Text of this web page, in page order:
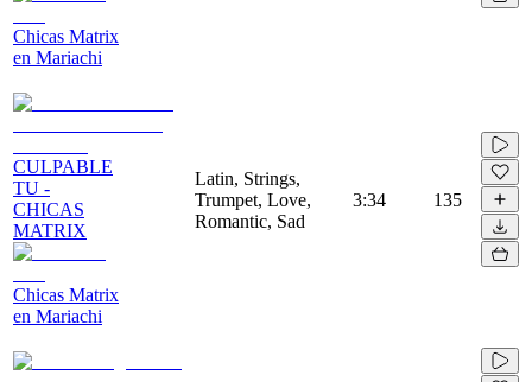
Chicas Matrix
en Mariachi
CULPABLE
TU -
CHICAS
MATRIX
Chicas Matrix
en Mariachi
Latin, Strings,
Trumpet, Love,
Romantic, Sad
3:34 135